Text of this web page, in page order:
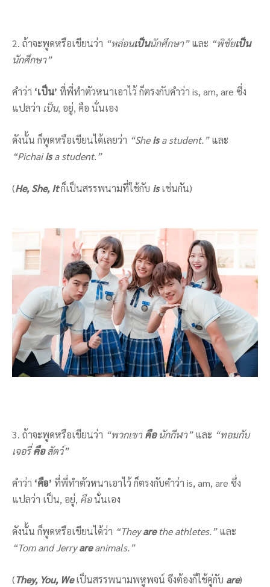
2. ถ้าจะพูดหรือเขียนว่า “หล่อนเป็นนักศึกษา”และ “พิชัยเป็น
นักศึกษา”
คำว่า ‘เป็น’ ที่พี่ทำตัวหนาเอาไว้ ก็ตรงกับคำว่า is, am, are ซึ่ง
แปลว่า เป็น, อยู่, คือ นั่นเอง
ดังนั้น ก็พูดหรือเขียนได้เลยว่า “Sheisa student.”และ
“Pichaiisa student.”
(He, She, Itก็เป็นสรรพนามที่ใช้กับ isเช่นกัน)
3. ถ้าจะพูดหรือเขียนว่า “พวกเขาคือนักกีฬา”และ “ทอมกับ
เจอรี่คือสัตว์”
คำว่า ‘คือ’ ที่พี่ทำตัวหนาเอาไว้ ก็ตรงกับคำว่า is, am, are ซึ่ง
แปลว่า เป็น, อยู่, คือนั่นเอง
ดังนั้น ก็พูดหรือเขียนได้ว่า “Theyarethe athletes.”และ
“Tom and Jerryareanimals.”
(They, You, Weเป็นสรรพนามพหูพจน์ จึงต้องก็ใช้คู่กับ are)